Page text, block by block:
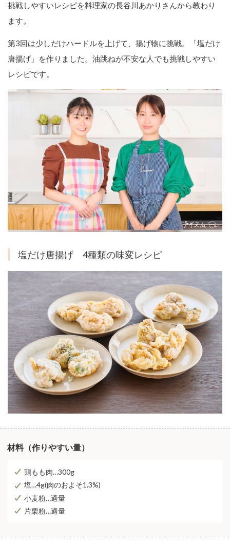
挑戦しやすいレシピを料理家の長谷川あかりさんから教わり
ます。
第3回は少しだけハードルを上げて、揚げ物に挑戦。「塩だけ
唐揚げ」を作りました。油跳ねが不安な人でも挑戦しやすい
レシピです。
塩だけ唐揚げ 4種類の味変レシピ
材料（作りやすい量）
鶏もも肉…300g
塩…4g(肉のおよそ1.3%)
小麦粉…適量
片栗粉…適量